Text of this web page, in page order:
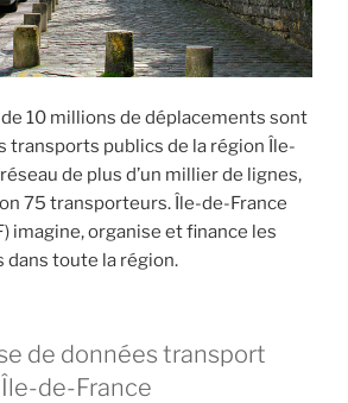
10 millions de déplacements sont
transports publics de la région Île-
de plus d’un millier de lignes,
75 transporteurs. Île-de-France
imagine, organise et finance les
toute la région.
de données transport
de-France